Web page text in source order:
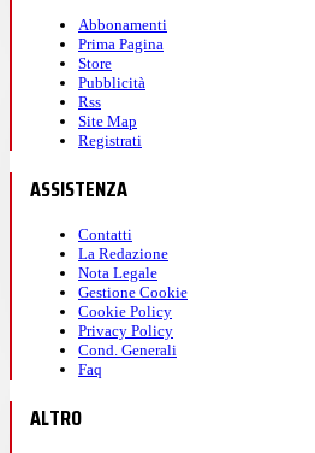
Abbonamenti
Prima Pagina
Store
Pubblicità
Rss
Site Map
Registrati
ASSISTENZA
Contatti
La Redazione
Nota Legale
Gestione Cookie
Cookie Policy
Privacy Policy
Cond. Generali
Faq
ALTRO